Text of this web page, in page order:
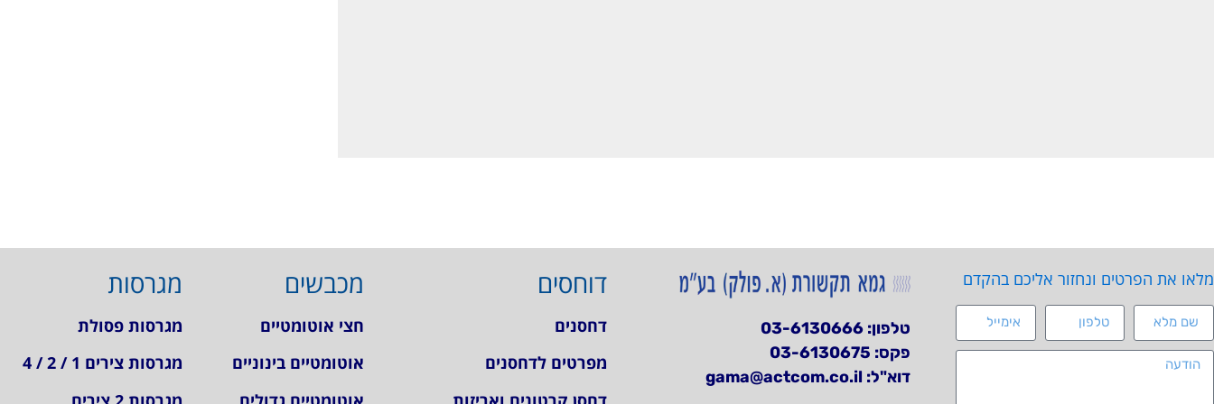
מלאו את הפרטים ונחזור אליכם בהקדם
טלפון: 03-6130666
פקס: 03-6130675
דוא"ל: gama@actcom.co.il
דוחסים
דחסנים
מפרטים לדחסנים
מכבשים
חצי אוטומטיים
אוטומטיים בינוניים
מגרסות
מגרסות פסולת
מגרסות צירים 1 / 2 / 4